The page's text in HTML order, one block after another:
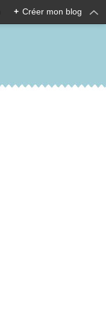
+ Créer mon blog